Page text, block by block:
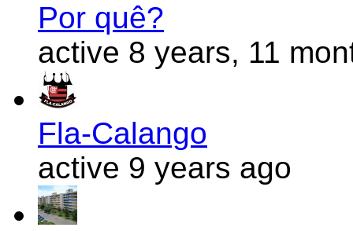
Por quê?
active 8 years, 11
Fla-Calango
active 9 years ago